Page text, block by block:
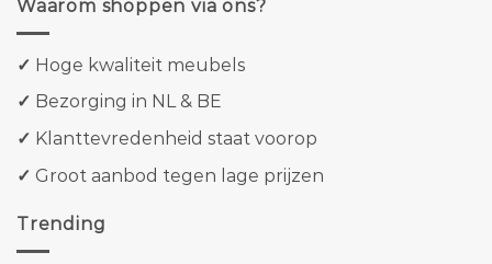
Waarom shoppen via ons?
✓ Hoge kwaliteit meubels
✓ Bezorging in NL & BE
✓ Klanttevredenheid staat voorop
✓ Groot aanbod tegen lage prijzen
Trending